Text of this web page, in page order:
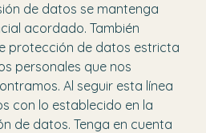
de datos se mantenga
acordado. También
protección de datos estricta
personales que nos
Al seguir esta línea
con lo establecido en la
de datos. Tenga en cuenta